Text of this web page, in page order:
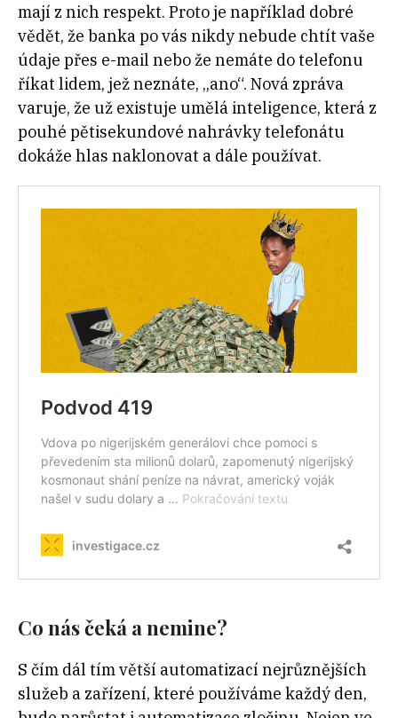
mají z nich respekt. Proto je například dobré
vědět, že banka po vás nikdy nebude chtít vaše
údaje přes e-mail nebo že nemáte do telefonu
říkat lidem, jež neznáte, „ano“. Nová zpráva
varuje, že už existuje umělá inteligence, která z
pouhé pětisekundové nahrávky telefonátu
dokáže hlas naklonovat a dále používat.
Co nás čeká a nemine?
S čím dál tím větší automatizací nejrůznějších
služeb a zařízení, které používáme každý den,